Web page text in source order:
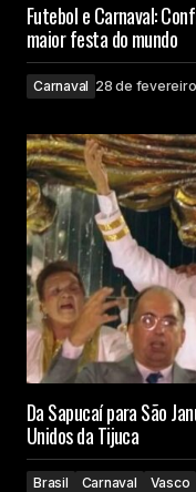
Futebol e Carnaval:
maior festa do mundo
Carnaval 28 de
Da Sapucaí para São
Unidos da Tijuca
Brasil Carnaval
Vasco